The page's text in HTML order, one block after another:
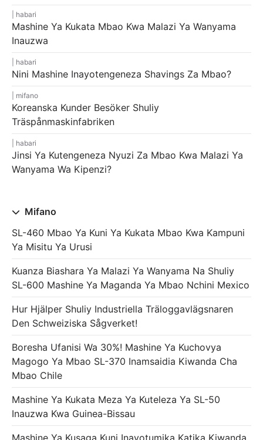
habari
Mashine Ya Kukata Mbao Kwa Malazi Ya Wanyama
Inauzwa
habari
Nini Mashine Inayotengeneza Shavings Za Mbao?
mifano
Koreanska Kunder Besöker Shuliy
Träspånmaskinfabriken
habari
Jinsi Ya Kutengeneza Nyuzi Za Mbao Kwa Malazi Ya
Wanyama Wa Kipenzi?
Mifano
SL-460 Mbao Ya Kuni Ya Kukata Mbao Kwa Kampuni
Ya Misitu Ya Urusi
Kuanza Biashara Ya Malazi Ya Wanyama Na Shuliy
SL-600 Mashine Ya Maganda Ya Mbao Nchini Mexico
Hur Hjälper Shuliy Industriella Träloggavlägsnaren
Den Schweiziska Sågverket!
Boresha Ufanisi Wa 30%! Mashine Ya Kuchovya
Magogo Ya Mbao SL-370 Inamsaidia Kiwanda Cha
Mbao Chile
Mashine Ya Kukata Meza Ya Kuteleza Ya SL-50
Inauzwa Kwa Guinea-Bissau
Mashine Ya Kusaga Kuni Inayotumika Katika Kiwanda